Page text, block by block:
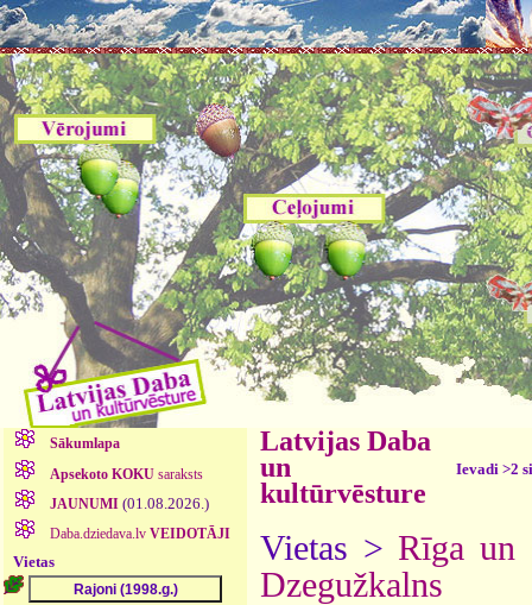
Sākumlapa
Apsekoto KOKUsaraksts
JAUNUMI (01.08.2026.)
Daba.dziedava.lv VEIDOTĀJI
Vietas
Latvijas Daba
un
kultūrvēsture
Ievadi >2
Vietas >Rīga un
Dzegužkalns